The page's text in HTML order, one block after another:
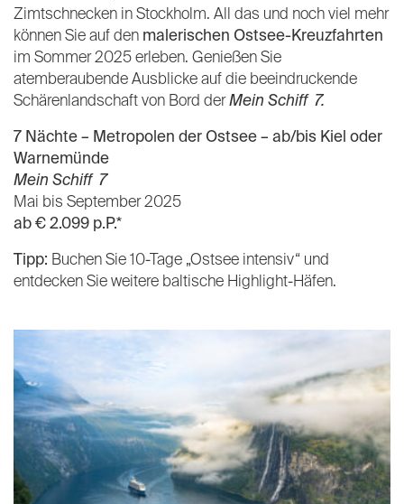
Zimtschnecken in Stockholm. All das und noch viel mehr
können Sie auf den malerischen Ostsee-Kreuzfahrten
im Sommer 2025 erleben. Genießen Sie
atemberaubende Ausblicke auf die beeindruckende
Schärenlandschaft von Bord derMein Schiff 7.
7 Nächte – Metropolen der Ostsee – ab/bis Kiel oder
Warnemünde
Mein Schiff 7
Mai bis September 2025
ab € 2.099 p.P.*
Tipp: Buchen Sie 10-Tage „Ostsee intensiv“ und
entdecken Sie weitere baltische Highlight-Häfen.